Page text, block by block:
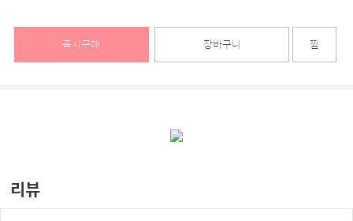
즉시구매 장바구니 찜
리뷰